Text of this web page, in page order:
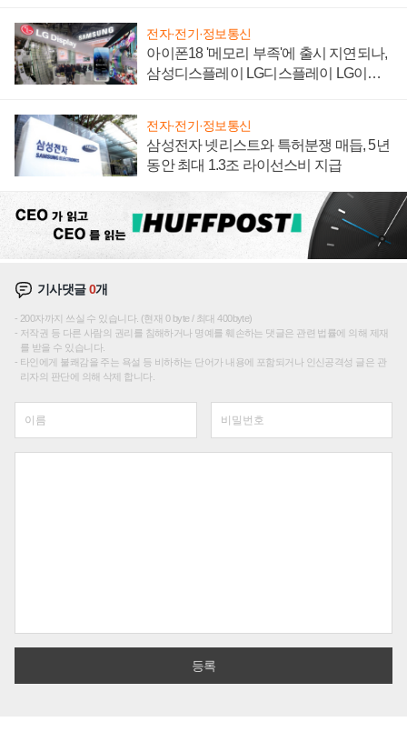
전자·전기·정보통신
아이폰18 '메모리 부족'에 출시 지연되나,
삼성디스플레이 LG디스플레이 LG이노
전자·전기·정보통신
삼성전자 넷리스트와 특허분쟁 매듭, 5년
동안 최대 1.3조 라이선스비 지급
기사댓글0개
200자까지 쓰실 수 있습니다. (현재 0 byte / 최대 400byte)
저작권 등 다른 사람의 권리를 침해하거나 명예를 훼손하는 댓글은 관련 법률에 의해 제재
를 받을 수 있습니다.
타인에게 불쾌감을 주는 욕설 등 비하하는 단어가 내용에 포함되거나 인신공격성 글은 관
리자의 판단에 의해 삭제 합니다.